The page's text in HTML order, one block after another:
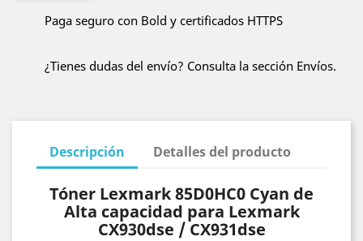
Paga seguro con Bold y certificados HTTPS
¿Tienes dudas del envío? Consulta la sección Envíos.
Descripción Detalles del producto
Tóner Lexmark 85D0HC0 Cyan de
Alta capacidad para Lexmark
CX930dse / CX931dse